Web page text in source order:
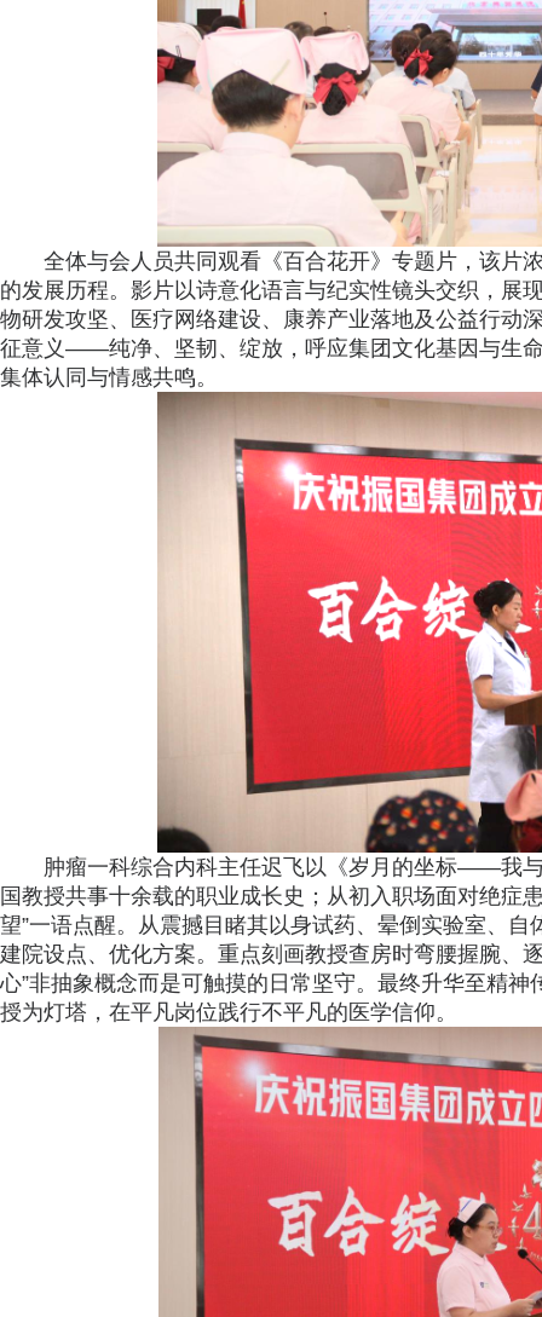
全体与会人员共同观看《百合花开》专题片，该片
的发展历程。影片以诗意化语言与纪实性镜头交织，展
物研发攻坚、医疗网络建设、康养产业落地及公益行动
征意义——纯净、坚韧、绽放，呼应集团文化基因与生
集体认同与情感共鸣。
肿瘤一科综合内科主任迟飞以《岁月的坐标——我
国教授共事十余载的职业成长史；从初入职场面对绝症
望”一语点醒。从震撼目睹其以身试药、晕倒实验室、
建院设点、优化方案。重点刻画教授查房时弯腰握腕、
心”非抽象概念而是可触摸的日常坚守。最终升华至精
授为灯塔，在平凡岗位践行不平凡的医学信仰。